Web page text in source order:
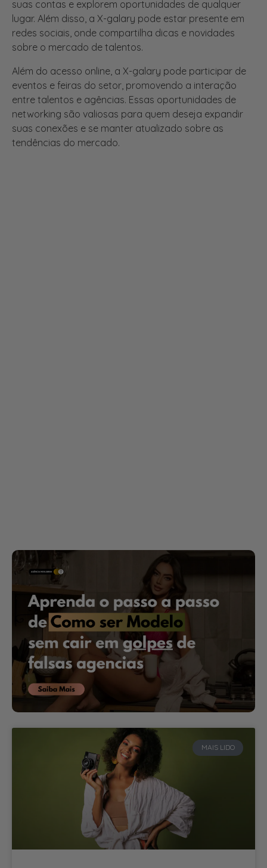
redes sociais, onde compartilha dicas e novidades
sobre o mercado de talentos.
Além do acesso online, a X-galary pode participar de
entre talentos e agências. Essas oportunidades de
networking são valiosas para quem deseja expandir
suas conexões e se manter atualizado sobre as
tendências do mercado.